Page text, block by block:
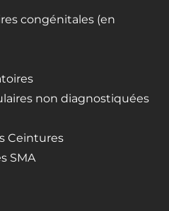
congénitales (en
non diagnostiquées
Ceintures
SMA